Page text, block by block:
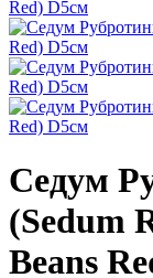
Седум
(Sedum
Beans